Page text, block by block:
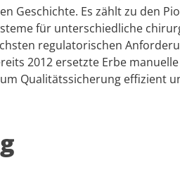
Geschichte. Es zählt zu den
für unterschiedliche
regulatorischen
2012 ersetzte Erbe
um Qualitätssicherung effizient